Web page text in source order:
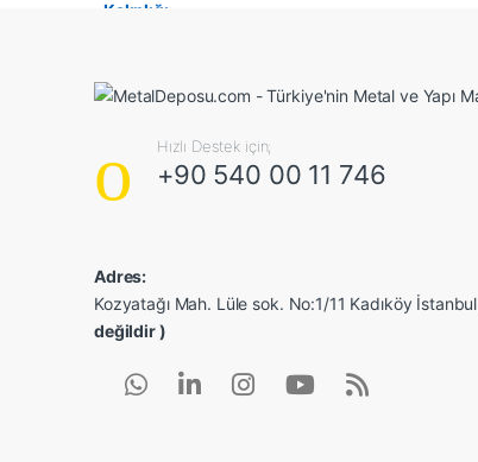
Hızlı Destek için;
+90 540 00 11 746
Adres:
Kozyatağı Mah. Lüle sok. No:1/11 Kadıköy İstanbul
değildir )